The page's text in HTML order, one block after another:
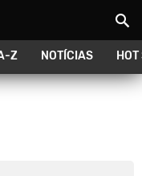
Z NOTÍCIAS